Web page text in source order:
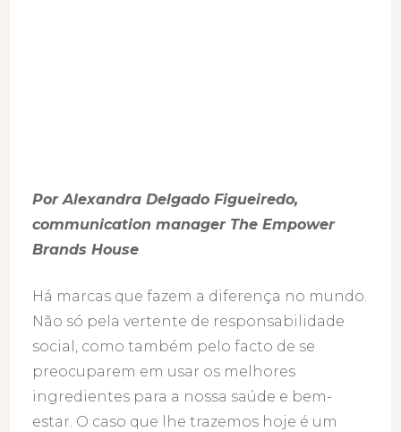
Por Alexandra Delgado Figueiredo,
communication manager The Empower
Brands House
Há marcas que fazem a diferença no mundo.
Não só pela vertente de responsabilidade
social, como também pelo facto de se
preocuparem em usar os melhores
ingredientes para a nossa saúde e bem-
estar. O caso que lhe trazemos hoje é um